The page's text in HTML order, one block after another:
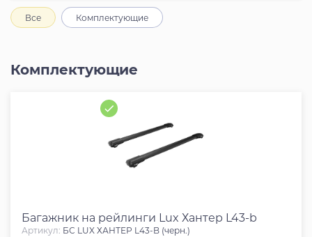
Все Комплектующие
Комплектующие
Багажник на рейлинги Lux Хантер L43-b
Артикул: БС LUX ХАНТЕР L43-B (черн.)